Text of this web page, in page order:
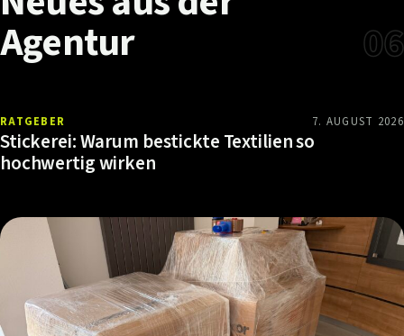
Agentur 06
RATGEBER 7. AUGUST 2026
Stickerei: Warum bestickte Textilien so
hochwertig wirken